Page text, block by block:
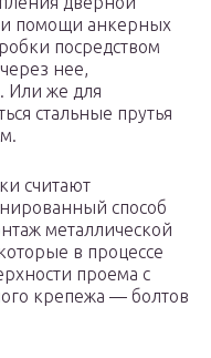
помощи анкерных
посредством
нее,
Или же для
стальные прутья
считают
способ
металлической
в процессе
проема с
крепежа — болтов